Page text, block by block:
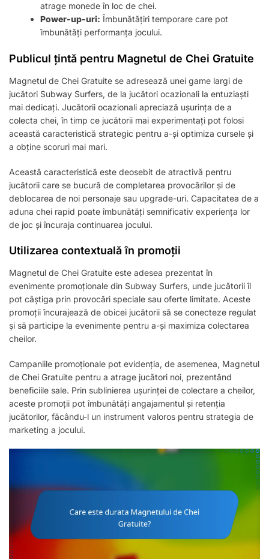
atrage monede în loc de chei.
Power-up-uri: Îmbunătățiri temporare care pot
îmbunătăți performanța jocului.
Publicul țintă pentru Magnetul de Chei Gratuite
Magnetul de Chei Gratuite se adresează unei game largi de
jucători Subway Surfers, de la jucători ocazionali la entuziaști
mai dedicați. Jucătorii ocazionali apreciază ușurința de a
colecta chei, în timp ce jucătorii mai experimentați pot folosi
această caracteristică strategic pentru a-și optimiza cursele și
a obține scoruri mai mari.
Această caracteristică este deosebit de atractivă pentru
jucătorii care se bucură de completarea provocărilor și de
deblocarea de noi personaje sau upgrade-uri. Capacitatea de a
aduna chei rapid poate îmbunătăți semnificativ experiența lor
de joc și încuraja continuarea jocului.
Utilizarea contextuală în promoții
Magnetul de Chei Gratuite este adesea prezentat în
evenimente promoționale din Subway Surfers, unde jucătorii îl
pot câștiga prin provocări speciale sau oferte limitate. Aceste
promoții încurajează de obicei jucătorii să se conecteze regulat
și să participe la evenimente pentru a-și maximiza colectarea
cheilor.
Campaniile promoționale pot evidenția, de asemenea, Magnetul
de Chei Gratuite pentru a atrage jucători noi, prezentând
beneficiile sale. Prin sublinierea ușurinței de colectare a cheilor,
aceste promoții pot îmbunătăți angajamentul și retenția
jucătorilor, făcându-l un instrument valoros pentru strategia de
marketing a jocului.